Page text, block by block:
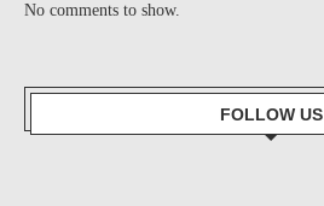
No comments to show.
FOLLOW US